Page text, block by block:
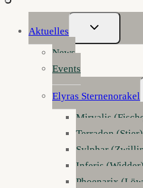
Aktuelles
Untermenü
Umschalten
News
Events
Elyras Sternenorakel
Mirvalis
Terradon (Stier)
Sylphar
Inferis (Widder)
Phoenarix